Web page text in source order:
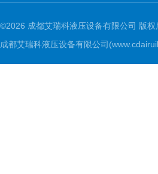
©2026 成都艾瑞科液压设备有限公司 版权
成都艾瑞科液压设备有限公司